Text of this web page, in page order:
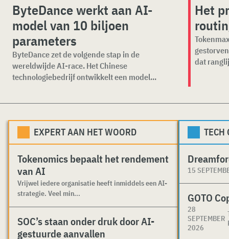
ByteDance werkt aan AI-
model van 10 biljoen
parameters
ByteDance zet de volgende stap in de
wereldwijde AI-race. Het Chinese
technologiebedrijf ontwikkelt een model...
Het
dat
EXPERT AAN HET WOORD
Tokenomics bepaalt het rendement
van AI
Vrijwel iedere organisatie heeft inmiddels een AI-
strategie. Veel min...
SOC’s staan onder druk door AI-
gestuurde aanvallen
TECH
15
GOTO
28
SEPTEMBER
2026